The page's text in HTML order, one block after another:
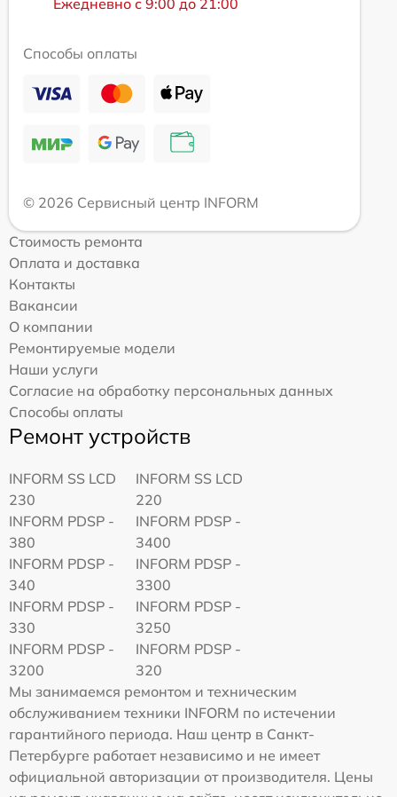
Ежедневно с 9:00 до 21:00
Способы оплаты
© 2026 Сервисный центр INFORM
Стоимость ремонта
Оплата и доставка
Контакты
Вакансии
О компании
Ремонтируемые модели
Наши услуги
Согласие на обработку персональных данных
Способы оплаты
Ремонт устройств
INFORM SS LCD
230
INFORM SS LCD
220
INFORM PDSP -
380
INFORM PDSP -
3400
INFORM PDSP -
340
INFORM PDSP -
3300
INFORM PDSP -
330
INFORM PDSP -
3250
INFORM PDSP -
3200
INFORM PDSP -
320
Мы занимаемся ремонтом и техническим
обслуживанием техники INFORM по истечении
гарантийного периода. Наш центр в Санкт-
Петербурге работает независимо и не имеет
официальной авторизации от производителя. Цены